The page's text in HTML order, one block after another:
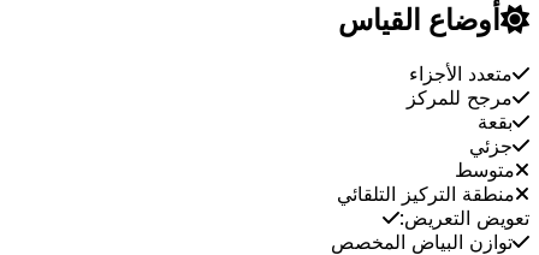
أوضاع القياس
متعدد الأجزاء
مرجح للمركز
بقعة
جزئي
متوسط
منطقة التركيز التلقائي
تعويض التعريض:
توازن البياض المخصص